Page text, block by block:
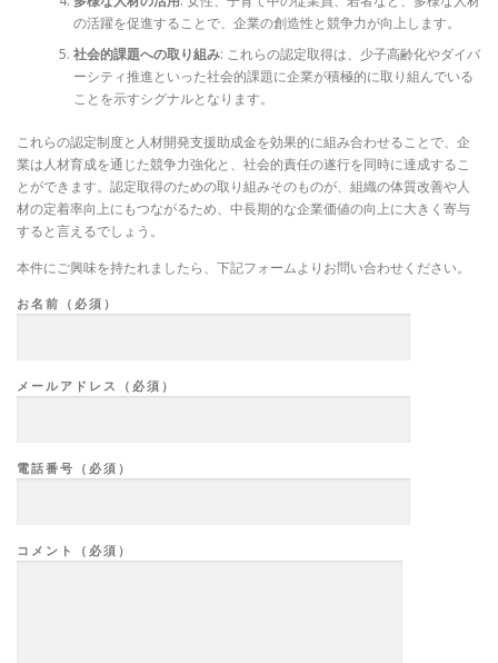
の活躍を促進することで、企業の創造性と競争力が向上します。
社会的課題への取り組み: これらの認定取得は、少子高齢化やダイバ
ーシティ推進といった社会的課題に企業が積極的に取り組んでいる
ことを示すシグナルとなります。
これらの認定制度と人材開発支援助成金を効果的に組み合わせることで、企
業は人材育成を通じた競争力強化と、社会的責任の遂行を同時に達成するこ
とができます。認定取得のための取り組みそのものが、組織の体質改善や人
材の定着率向上にもつながるため、中長期的な企業価値の向上に大きく寄与
すると言えるでしょう。
本件にご興味を持たれましたら、下記フォームよりお問い合わせください。
お名前（必須）
メールアドレス（必須）
電話番号（必須）
コメント（必須）